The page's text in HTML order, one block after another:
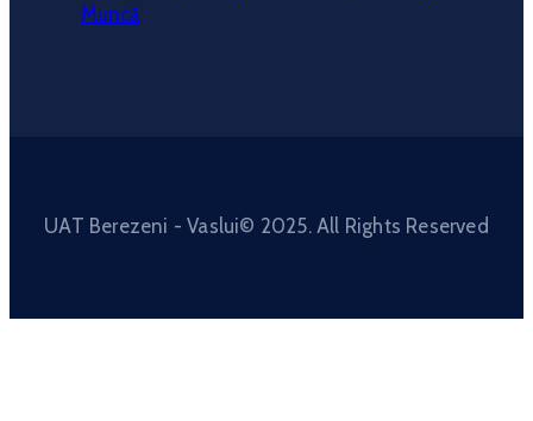
Muncă
UAT Berezeni - Vaslui© 2025. All Rights Reserved